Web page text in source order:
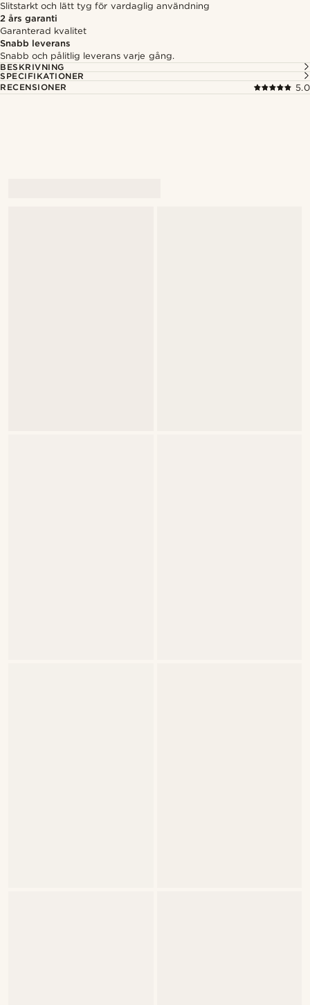
Slitstarkt och lätt tyg för vardaglig användning
2 års garanti
Garanterad kvalitet
Snabb leverans
Snabb och pålitlig leverans varje gång.
BESKRIVNING
SPECIFIKATIONER
RECENSIONER
5.0